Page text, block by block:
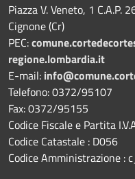
Piazza V. Veneto, 1 C.A.P.
Cignone (Cr)
PEC:comune.
regione.lombardia.it
E-mail:
Telefono: 0372/95107
Fax: 0372/95155
Codice Fiscale e Partita
Codice Catastale : D056
Codice Amministrazione :